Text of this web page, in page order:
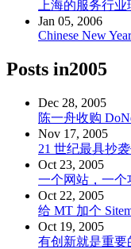
上海的服务行业
Jan 05, 2006
Chinese New
Posts in2005
Dec 28, 2005
陈一舟收购
Nov 17, 2005
21 世纪最具抄
Oct 23, 2005
一个网站，一个
Oct 22, 2005
给 MT 加个
Oct 19, 2005
有创新就是重要